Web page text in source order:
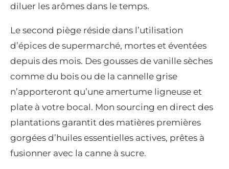
diluer les arômes dans le temps.
Le second piège réside dans l’utilisation
d’épices de supermarché, mortes et éventées
depuis des mois. Des gousses de vanille sèches
comme du bois ou de la cannelle grise
n’apporteront qu’une amertume ligneuse et
plate à votre bocal. Mon sourcing en direct des
plantations garantit des matières premières
gorgées d’huiles essentielles actives, prêtes à
fusionner avec la canne à sucre.